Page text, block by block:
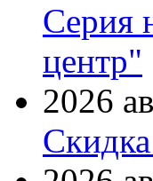
Серия
центр"
2026